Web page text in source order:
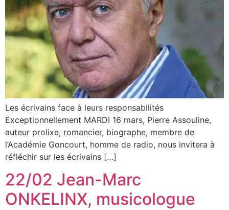
Les écrivains face à leurs responsabilités
Exceptionnellement MARDI 16 mars, Pierre Assouline,
auteur prolixe, romancier, biographe, membre de
l’Académie Goncourt, homme de radio, nous invitera à
réfléchir sur les écrivains […]
22/02 Jean-Marc
ONKELINX, musicologue